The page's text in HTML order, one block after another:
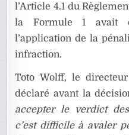
l’Article 4.1 du
la Formule 1 avait
l’application de la
infraction.
Toto Wolff, le
déclaré avant la
accepter le verdict
c’est difficile à avaler